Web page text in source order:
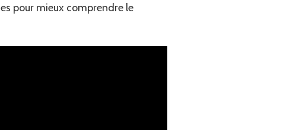
pour mieux comprendre le